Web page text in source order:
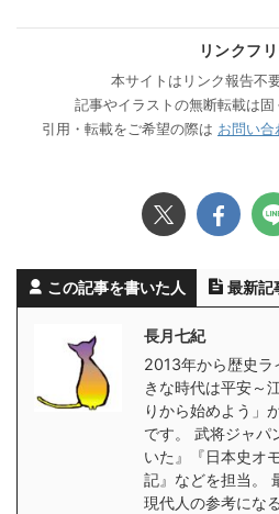
リンクフ
本サイトはリンク報告不
記事やイラストの無断転載は固
引用・転載をご希望の際は お問い合
この記事を書いた人 最新記
長月七紀
2013年から歴史ラ
きな時代は平安～
りから始めよう」
です。 武将ジャパ
いた』『日本史オ
記』などを担当。
現代人の参考にな